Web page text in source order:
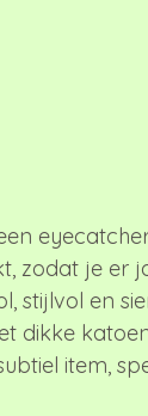
zodat je er
stijlvol en
dikke
item,